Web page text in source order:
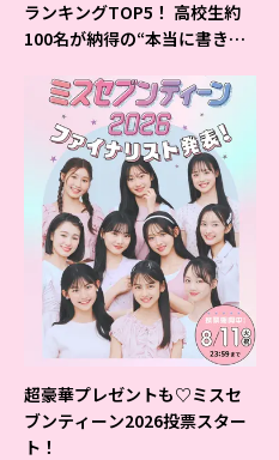
ランキングTOP5！ 高校生約
100名が納得の“本当に書きや
超豪華プレゼントも♡ミスセ
ブンティーン2026投票スター
ト！